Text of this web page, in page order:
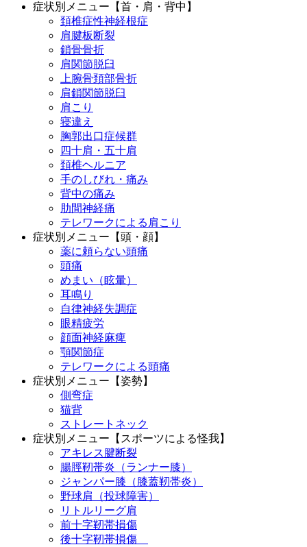
症状別メニュー【首・肩・背中】
頚椎症性神経根症
肩腱板断裂
鎖骨骨折
肩関節脱臼
上腕骨頚部骨折
肩鎖関節脱臼
肩こり
寝違え
胸郭出口症候群
四十肩・五十肩
頚椎ヘルニア
手のしびれ・痛み
背中の痛み
肋間神経痛
テレワークによる肩こり
症状別メニュー【頭・顔】
薬に頼らない頭痛
頭痛
めまい（眩暈）
耳鳴り
自律神経失調症
眼精疲労
顔面神経麻痺
顎関節症
テレワークによる頭痛
症状別メニュー【姿勢】
側弯症
猫背
ストレートネック
症状別メニュー【スポーツによる怪我】
アキレス腱断裂
腸脛靭帯炎（ランナー膝）
ジャンパー膝（膝蓋靭帯炎）
野球肩（投球障害）
リトルリーグ肩
前十字靭帯損傷
後十字靭帯損傷